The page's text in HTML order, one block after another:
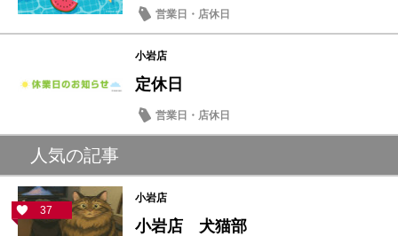
営業日・店休日
小岩店
定休日
営業日・店休日
人気の記事
37
小岩店
小岩店 犬猫部